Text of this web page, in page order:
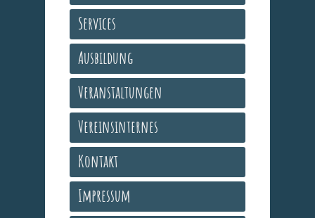
Services
Ausbildung
Veranstaltungen
Vereinsinternes
Kontakt
Impressum